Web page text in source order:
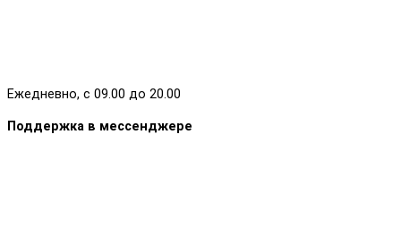
Ежедневно, с 09.00 до 20.00
Поддержка в мессенджере